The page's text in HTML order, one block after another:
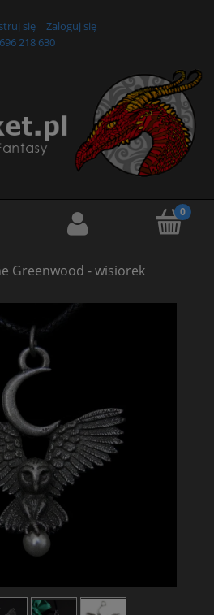
się
Zaloguj się
696 218 630
Greenwood - wisiorek